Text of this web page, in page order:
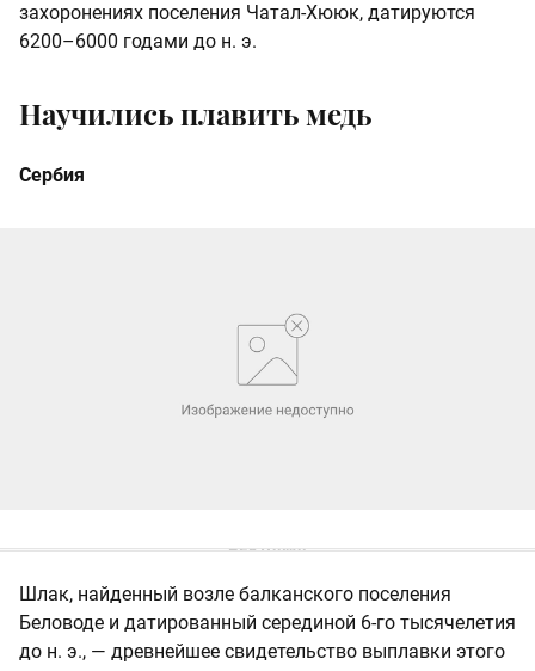
захоронениях поселения Чатал-Хююк, датируются
6200–6000 годами до н. э.
Научились плавить медь
Сербия
Шлак, найденный возле балканского поселения
Беловоде и датированный серединой 6-го тысячелетия
до н. э., — древнейшее свидетельство выплавки этого